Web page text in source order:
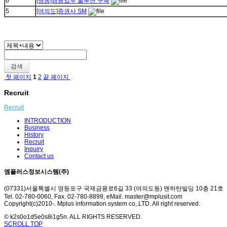
5
[여의도]증권사 SM
검색
첫 페이지 1 2 끝 페이지
Recruit
Recruit
INTRODUCTION
Business
History
Recruit
Inquiry
Contact us
엠플러스정보시스템(주)
(07331)서울특별시 영등포구 국제금융로6길 33 (여의도동) 맨하탄빌딩 10층 21호
Tel. 02-780-0060, Fax. 02-780-8899, eMail. master@mplusit.com
Copyright(c)2010-. Mplus information system co,.LTD. All right reserved.
© k2s0o1d5e0s8i1g5n. ALL RIGHTS RESERVED.
SCROLL TOP